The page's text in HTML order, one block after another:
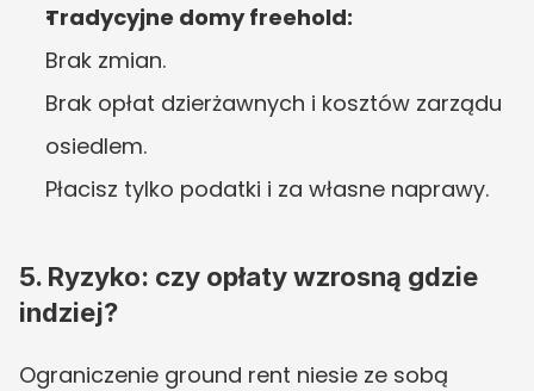
Tradycyjne domy freehold:
Brak zmian.
Brak opłat dzierżawnych i kosztów zarządu
osiedlem.
Płacisz tylko podatki i za własne naprawy.
5. Ryzyko: czy opłaty wzrosną gdzie
indziej?
Ograniczenie ground rent niesie ze sobą